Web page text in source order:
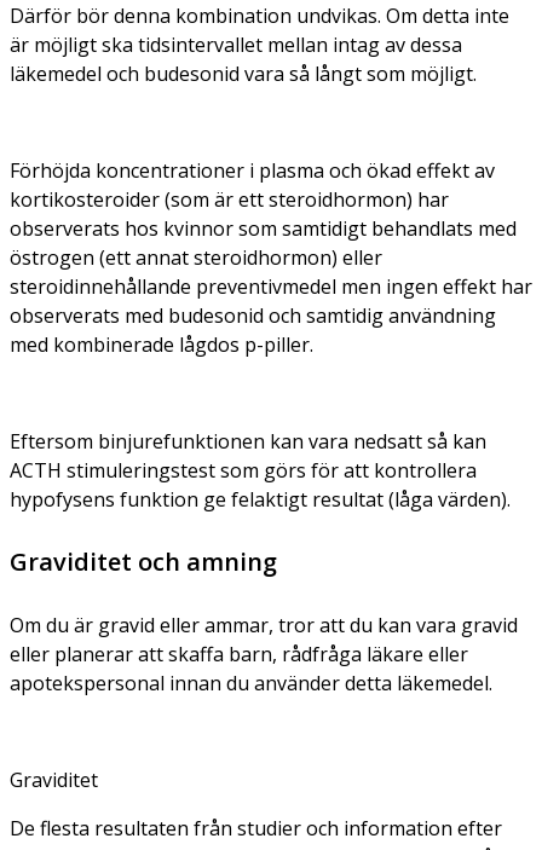
Därför bör denna kombination undvikas. Om detta inte
är möjligt ska tidsintervallet mellan intag av dessa
läkemedel och budesonid vara så långt som möjligt.
Förhöjda koncentrationer i plasma och ökad effekt av
kortikosteroider (som är ett steroidhormon) har
observerats hos kvinnor som samtidigt behandlats med
östrogen (ett annat steroidhormon) eller
steroidinnehållande preventivmedel men ingen effekt har
observerats med budesonid och samtidig användning
med kombinerade lågdos p-piller.
Eftersom binjurefunktionen kan vara nedsatt så kan
ACTH stimuleringstest som görs för att kontrollera
hypofysens funktion ge felaktigt resultat (låga värden).
Graviditet och amning
Om du är gravid eller ammar, tror att du kan vara gravid
eller planerar att skaffa barn, rådfråga läkare eller
apotekspersonal innan du använder detta läkemedel.
Graviditet
De flesta resultaten från studier och information efter